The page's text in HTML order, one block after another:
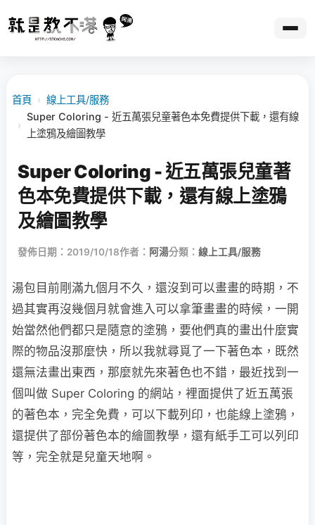
首頁 › 線上工具/服務
›
Super Coloring - 近五萬張兒童著色本免費提供下載，還有線
上塗鴉及繪圖教學
Super Coloring - 近五萬張兒童著
色本免費提供下載，還有線上塗鴉
及繪圖教學
發佈日期：2019/10/18作者： 阿湯分類： 線上工具/服務
湯包目前剛滿九個月不久，還沒到可以畫畫的時期，不
過其實再沒幾個月就會進入可以拿筆畫畫的時候，一開
始當然他們都只是隨意的塗鴉，要他們真的畫出什麼實
際的物品沒那麼快，所以我就尋覓了一下著色本，既然
還無法畫出東西，那麼就先來著色也不錯，最近找到一
個叫做 Super Coloring 的網站，裡面提供了近五萬張
的著色本，完全免費，可以下載列印，也能線上塗鴉，
還提供了部份著色本的繪圖教學，還有紙手工可以列印
等，完全就是兒童天地啊。